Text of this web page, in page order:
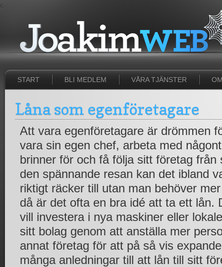
c
START BLI MEDLEM VÅRA TJÄNSTER
Låna som egenföretagare
Att vara egenföretagare är drömmen
vara sin egen chef, arbeta med
brinner för och få följa sitt företag från
den spännande resan kan det ibland
riktigt räcker till utan man behöver
då är det ofta en bra idé att ta ett lån.
vill investera i nya maskiner eller
sitt bolag genom att anställa mer
annat företag för att på så vis
många anledningar till att lån till sitt